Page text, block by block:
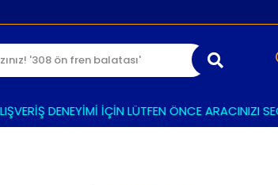
DENEYİMİ İÇİN LÜTFEN ÖNCE ARACINIZI